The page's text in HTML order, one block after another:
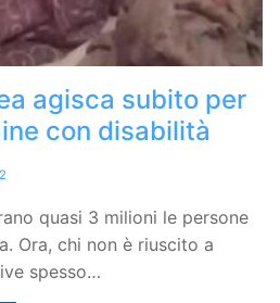
agisca subito per
con disabilità
quasi 3 milioni le persone
Ora, chi non è riuscito a
spesso…